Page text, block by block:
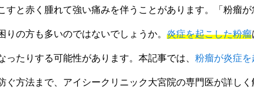
と赤く腫れて強い痛みを伴うことがあります。「粉瘤が
の方も多いのではないでしょうか。 炎症を起こした粉瘤
たりする可能性があります。本記事では、 粉瘤が炎症を
ぐ方法まで、アイシークリニック大宮院の専門医が詳しく